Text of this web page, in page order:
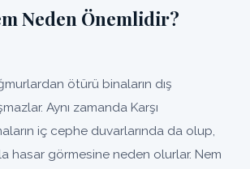
Neden Önemlidir?
ötürü binaların dış
Aynı zamanda Karşı
iç cephe duvarlarında da olup,
hasar görmesine neden olurlar. Nem